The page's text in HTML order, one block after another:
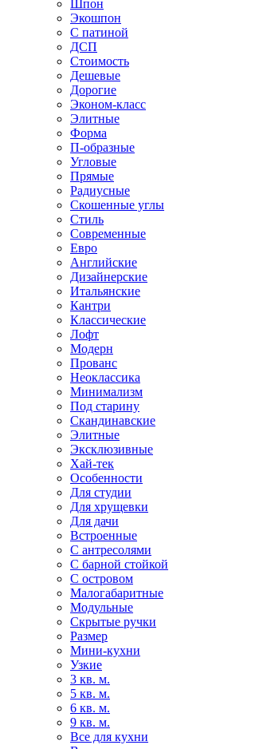
Шпон
Экошпон
С патиной
ДСП
Стоимость
Дешевые
Дорогие
Эконом-класс
Элитные
Форма
П-образные
Угловые
Прямые
Радиусные
Скошенные углы
Стиль
Современные
Евро
Английские
Дизайнерские
Итальянские
Кантри
Классические
Лофт
Модерн
Прованс
Неоклассика
Минимализм
Под старину
Скандинавские
Элитные
Эксклюзивные
Хай-тек
Особенности
Для студии
Для хрущевки
Для дачи
Встроенные
С антресолями
С барной стойкой
С островом
Малогабаритные
Модульные
Скрытые ручки
Размер
Мини-кухни
Узкие
3 кв. м.
5 кв. м.
6 кв. м.
9 кв. м.
Все для кухни